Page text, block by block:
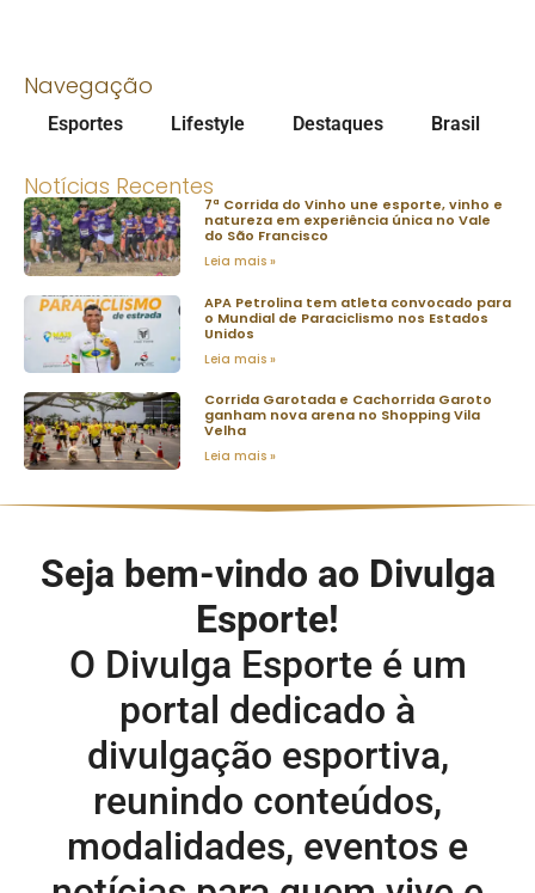
Navegação
Esportes Lifestyle Destaques Brasil
Notícias Recentes
7ª Corrida do Vinho une esporte, vinho e
natureza em experiência única no Vale
do São Francisco
Leia mais »
APA Petrolina tem atleta convocado para
o Mundial de Paraciclismo nos Estados
Unidos
Leia mais »
Corrida Garotada e Cachorrida Garoto
ganham nova arena no Shopping Vila
Velha
Leia mais »
Seja bem-vindo ao Divulga
Esporte!
O Divulga Esporte é um
portal dedicado à
divulgação esportiva,
reunindo conteúdos,
modalidades, eventos e